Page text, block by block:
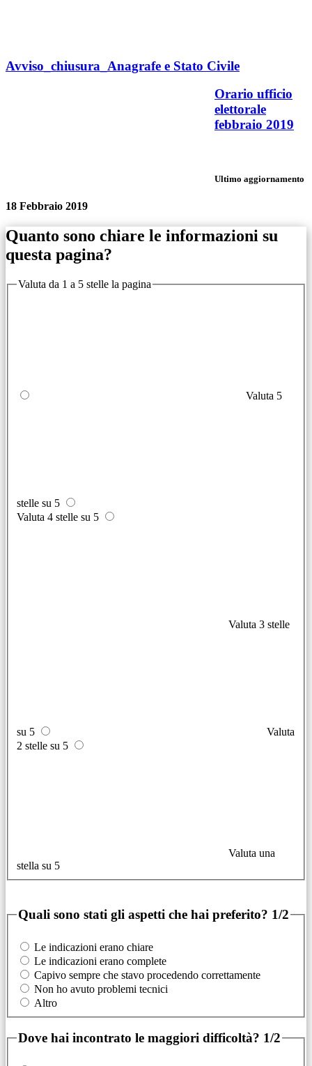
Avviso_chiusura_Anagrafe e Stato Civile
Orario ufficio
elettorale
febbraio 2019
Ultimo aggiornamento
18 Febbraio 2019
Quanto sono chiare le informazioni su
questa pagina?
Valuta da 1 a 5 stelle la pagina
Valuta 5
stelle su 5
Valuta 4 stelle su 5
Valuta 3 stelle
su 5
Valuta
2 stelle su 5
Valuta una
stella su 5
Quali sono stati gli aspetti che hai preferito? 1/2
Le indicazioni erano chiare
Le indicazioni erano complete
Capivo sempre che stavo procedendo correttamente
Non ho avuto problemi tecnici
Altro
Dove hai incontrato le maggiori difficoltà? 1/2